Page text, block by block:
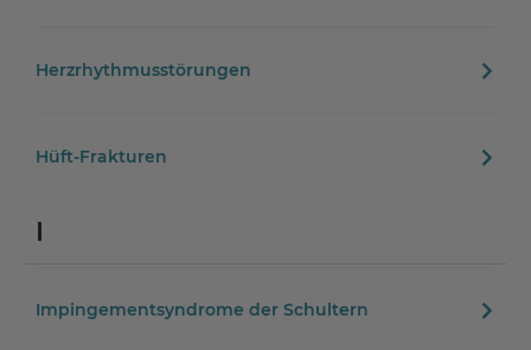
Herzrhythmusstörungen
Hüft-Frakturen
I
Impingementsyndrome der Schultern